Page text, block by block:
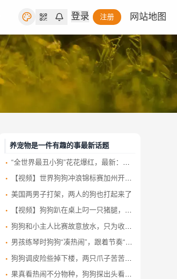
登录 注册 网站地图
养宠物是一件有趣的事最新话题
“全世界最丑小狗”花花爆红，最新：已被新主人买走，农场方回应！
【视频】世界狗狗冲浪锦标赛加州开赛 汪星人浪尖大显身手
美国两男子打架，两人的狗也打起来了
【视频】狗狗趴在桌上叼一只猪腿，拔腿就跑，店主发现后努力追也没追上！
狗狗和小主人比赛故意放水，只为收获鸡腿 这算盘打得清清楚楚
男孩练琴时狗狗“凑热闹”，跟着节奏“高歌”，网友：高山流水遇知音了。
狗狗调皮险些掉下楼，两只爪子苦苦支撑，幸好主人及时发现！
果真看热闹不分物种，狗狗探出头看八卦的样子太搞笑